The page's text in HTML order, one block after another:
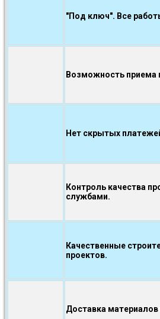
"Под ключ". Все
Возможность приема
Нет скрытых
Контроль качества
службами.
Качественные
проектов.
Доставка